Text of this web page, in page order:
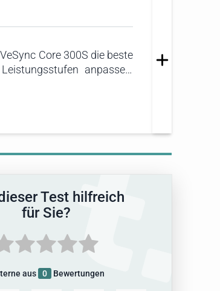
Core 300S die beste
anpassen,
Lasersensor reagiert
überraschte der
Test hilfreich
für Sie?
aus 0 Bewertungen